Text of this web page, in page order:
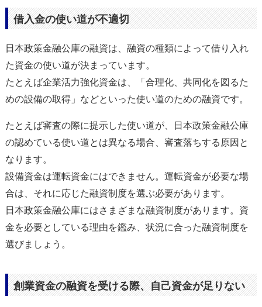
借入金の使い道が不適切
日本政策金融公庫の融資は、融資の種類によって借り入れ
た資金の使い道が決まっています。
たとえば企業活力強化資金は、「合理化、共同化を図るた
めの設備の取得」などといった使い道のための融資です。
たとえば審査の際に提示した使い道が、日本政策金融公庫
の認めている使い道とは異なる場合、審査落ちする原因と
なります。
設備資金は運転資金にはできません。運転資金が必要な場
合は、それに応じた融資制度を選ぶ必要があります。
日本政策金融公庫にはさまざまな融資制度があります。資
金を必要としている理由を鑑み、状況に合った融資制度を
選びましょう。
創業資金の融資を受ける際、自己資金が足りない